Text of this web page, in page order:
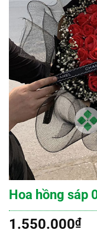
Hoa hồng sáp
1.550.000₫